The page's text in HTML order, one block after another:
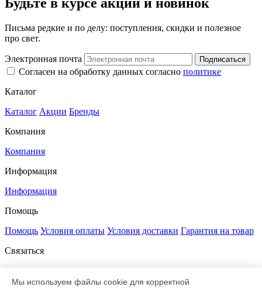
Письма редкие и по делу: поступления, скидки и полезное
про свет.
Электронная почта Подписаться
Согласен на обработку данных согласно политике
Каталог
Каталог Акции Бренды
Компания
Компания
Информация
Информация
Помощь
Помощь Условия оплаты Условия доставки Гарантия на товар
Связаться
197348, Санкт-Петербург,
Мы используем файлы cookie для корректной